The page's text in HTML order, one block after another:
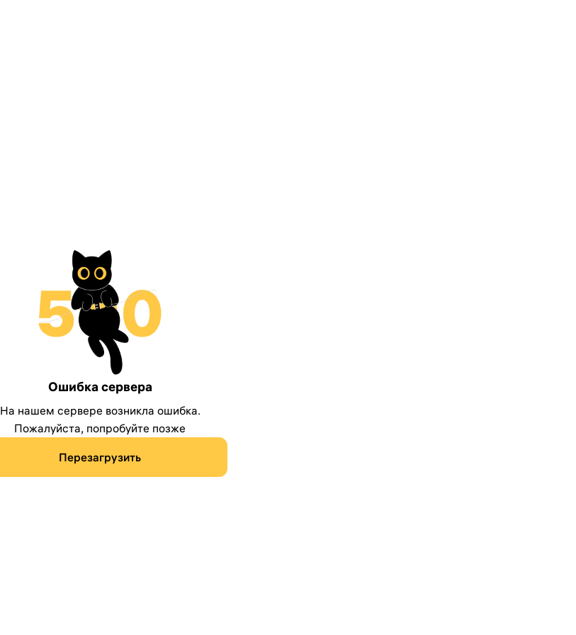
Ошибка сервера
На нашем сервере возникла ошибка.
Пожалуйста, попробуйте позже
Перезагрузить